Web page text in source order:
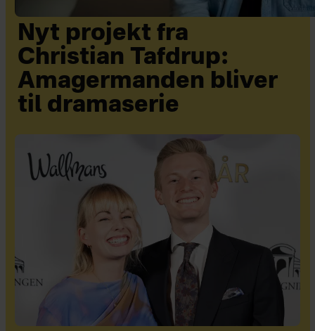
Nyt projekt fra
Christian Tafdrup:
Amagermanden bliver
til dramaserie